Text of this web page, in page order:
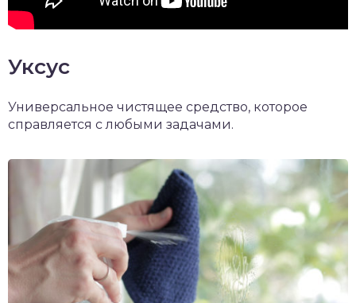
Уксус
Универсальное чистящее средство, которое
справляется с любыми задачами.